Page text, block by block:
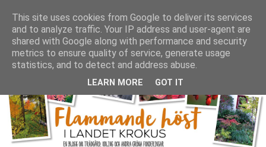
This site uses cookies from Google to deliver its services
and to analyze traffic. Your IP address and user-agent are
shared with Google along with performance and security
metrics to ensure quality of service, generate usage
statistics, and to detect and address abuse.
LEARN MORE GOT IT